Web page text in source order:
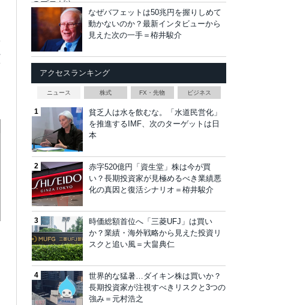
なぜバフェットは50兆円を握りしめて
動かないのか？最新インタビューから
見えた次の一手＝栫井駿介
アクセスランキング
ニュース 株式 FX・先物 ビジネス
貧乏人は水を飲むな。「水道民営化」
を推進するIMF、次のターゲットは日
本
赤字520億円「資生堂」株は今が買
い？長期投資家が見極めるべき業績悪
化の真因と復活シナリオ＝栫井駿介
時価総額首位へ「三菱UFJ」は買い
か？業績・海外戦略から見えた投資リ
スクと追い風＝大畠典仁
世界的な猛暑…ダイキン株は買いか？
長期投資家が注視すべきリスクと3つの
強み＝元村浩之